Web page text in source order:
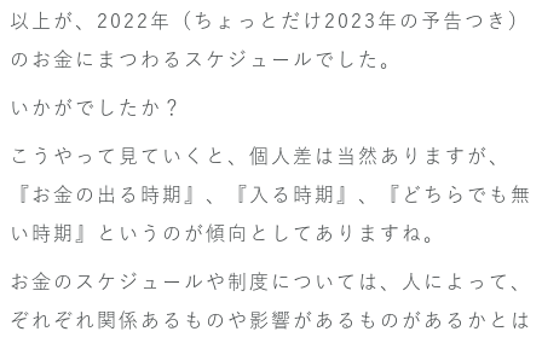
以上が、2022年（ちょっとだけ2023年の予告つき）
のお金にまつわるスケジュールでした。
いかがでしたか？
こうやって見ていくと、個人差は当然ありますが、
『お金の出る時期』、『入る時期』、『どちらでも無
い時期』というのが傾向としてありますね。
お金のスケジュールや制度については、人によって、
ぞれぞれ関係あるものや影響があるものがあるかとは